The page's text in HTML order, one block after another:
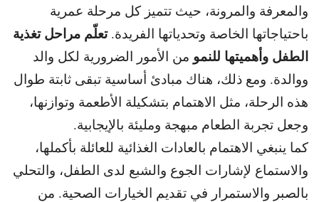
والمعرفة والمرونة، حيث تتميز كل مرحلة عمرية
باحتياجاتها الخاصة وتحدياتها الفريدة.تعلّم مراحل تغذية
الطفل وأهميتها للنمو من الأمور الضرورية لكل والد
ووالدة. ومع ذلك، هناك مبادئ أساسية تبقى ثابتة طوال
هذه الرحلة، مثل الاهتمام بتشكيلة الأطعمة وتوازنها،
وجعل تجربة الطعام مبهجة ومليئة بالإيجابية.
كما ينبغي الاهتمام بالعادات الغذائية للعائلة بأكملها،
والاستماع لإشارات الجوع والشبع لدى الطفل، والتحلي
بالصبر والاستمرار في تقديم الخيارات الصحية. من